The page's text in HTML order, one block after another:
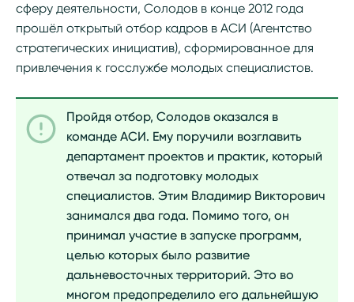
сферу деятельности, Солодов в конце 2012 года
прошёл открытый отбор кадров в АСИ (Агентство
стратегических инициатив), сформированное для
привлечения к госслужбе молодых специалистов.
Пройдя отбор, Солодов оказался в
команде АСИ. Ему поручили возглавить
департамент проектов и практик, который
отвечал за подготовку молодых
специалистов. Этим Владимир Викторович
занимался два года. Помимо того, он
принимал участие в запуске программ,
целью которых было развитие
дальневосточных территорий. Это во
многом предопределило его дальнейшую